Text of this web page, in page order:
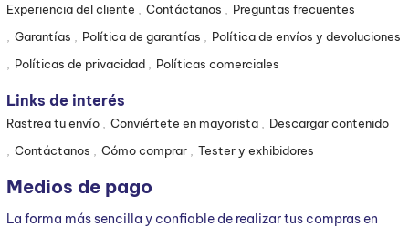
Experiencia del cliente Contáctanos
Preguntas frecuentes
Garantías
Política de garantías
Política de envíos y devoluciones
Políticas de privacidad
Políticas comerciales
Links de interés
Rastrea tu envío Conviértete en mayorista
Descargar contenido
Contáctanos
Cómo comprar Tester y exhibidores
Medios de pago
La forma más sencilla y confiable de realizar tus compras en